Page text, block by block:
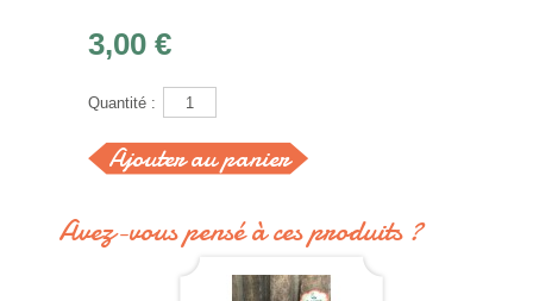
3,00 €
Quantité :
Avez-vous pensé à ces produits ?